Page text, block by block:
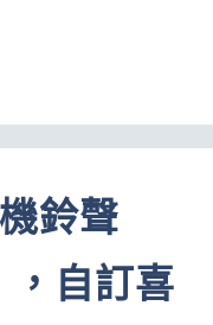
鈴聲
，自訂喜